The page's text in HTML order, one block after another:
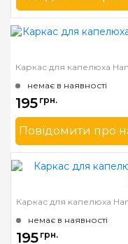
Бренд
Країна виробник
Каркас для капелюха
немає в наявності
195 грн.
Повідомити про
Бренд
Країна виробник
Каркас для капелюха
немає в наявності
195 грн.